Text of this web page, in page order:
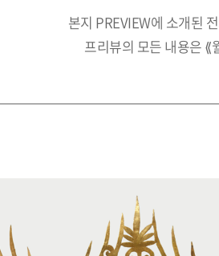
본지 PREVIEW에 소개된
프리뷰의 모든 내용은 ⟪